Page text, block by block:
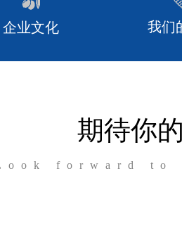
企业文化 我们
期待你
forward